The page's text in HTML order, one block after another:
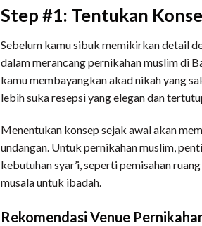
Step #1: Tentukan
Sebelum kamu sibuk memikirkan detail
dalam merancang pernikahan muslim di
kamu membayangkan akad nikah yang
lebih suka resepsi yang elegan dan
Menentukan konsep sejak awal akan
undangan. Untuk pernikahan muslim,
kebutuhan syar’i, seperti pemisahan
musala untuk ibadah.
Rekomendasi Venue